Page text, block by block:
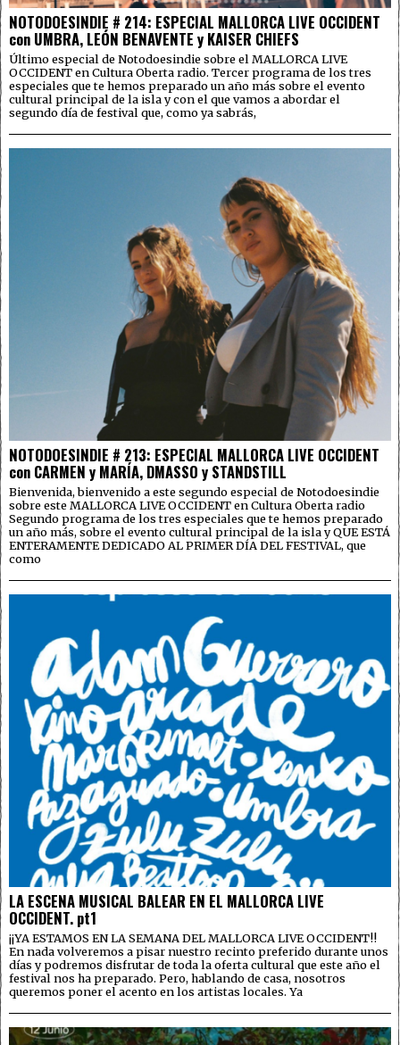
NOTODOESINDIE # 214: ESPECIAL MALLORCA LIVE OCCIDENT
con UMBRA, LEÓN BENAVENTE y KAISER CHIEFS
Último especial de Notodoesindie sobre el MALLORCA LIVE
OCCIDENT en Cultura Oberta radio. Tercer programa de los tres
especiales que te hemos preparado un año más sobre el evento
cultural principal de la isla y con el que vamos a abordar el
segundo día de festival que, como ya sabrás,
NOTODOESINDIE # 213: ESPECIAL MALLORCA LIVE OCCIDENT
con CARMEN y MARÍA, DMASSO y STANDSTILL
Bienvenida, bienvenido a este segundo especial de Notodoesindie
sobre este MALLORCA LIVE OCCIDENT en Cultura Oberta radio
Segundo programa de los tres especiales que te hemos preparado
un año más, sobre el evento cultural principal de la isla y QUE ESTÁ
ENTERAMENTE DEDICADO AL PRIMER DÍA DEL FESTIVAL, que
como
LA ESCENA MUSICAL BALEAR EN EL MALLORCA LIVE
OCCIDENT. pt1
¡¡YA ESTAMOS EN LA SEMANA DEL MALLORCA LIVE OCCIDENT!!
En nada volveremos a pisar nuestro recinto preferido durante unos
días y podremos disfrutar de toda la oferta cultural que este año el
festival nos ha preparado. Pero, hablando de casa, nosotros
queremos poner el acento en los artistas locales. Ya